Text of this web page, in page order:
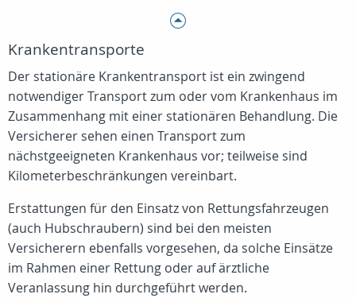
Krankentransporte
Der stationäre Krankentransport ist ein zwingend
notwendiger Transport zum oder vom Krankenhaus im
Zusammenhang mit einer stationären Behandlung. Die
Versicherer sehen einen Transport zum
nächstgeeigneten Krankenhaus vor; teilweise sind
Kilometerbeschränkungen vereinbart.
Erstattungen für den Einsatz von Rettungsfahrzeugen
(auch Hubschraubern) sind bei den meisten
Versicherern ebenfalls vorgesehen, da solche Einsätze
im Rahmen einer Rettung oder auf ärztliche
Veranlassung hin durchgeführt werden.